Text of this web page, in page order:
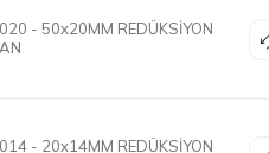
- 50x20MM REDÜKSİYON
- 20x14MM REDÜKSİYON